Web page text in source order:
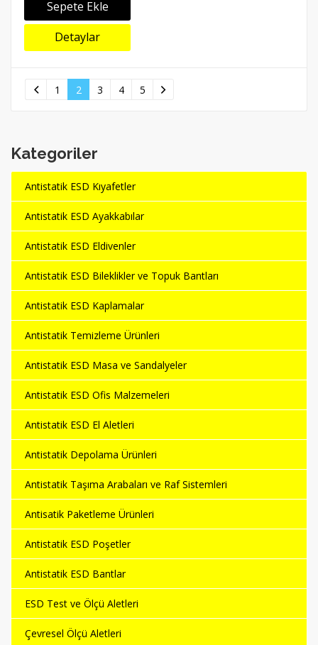
Sepete Ekle
Detaylar
1 2 3 4 5
Kategoriler
Antistatik ESD Kıyafetler
Antistatik ESD Ayakkabılar
Antistatik ESD Eldivenler
Antistatik ESD Bileklikler ve Topuk Bantları
Antistatik ESD Kaplamalar
Antistatik Temizleme Ürünleri
Antistatik ESD Masa ve Sandalyeler
Antistatik ESD Ofis Malzemeleri
Antistatik ESD El Aletleri
Antistatik Depolama Ürünleri
Antistatik Taşıma Arabaları ve Raf Sistemleri
Antisatik Paketleme Ürünleri
Antistatik ESD Poşetler
Antistatik ESD Bantlar
ESD Test ve Ölçü Aletleri
Çevresel Ölçü Aletleri